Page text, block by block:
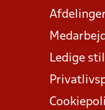
Ledige